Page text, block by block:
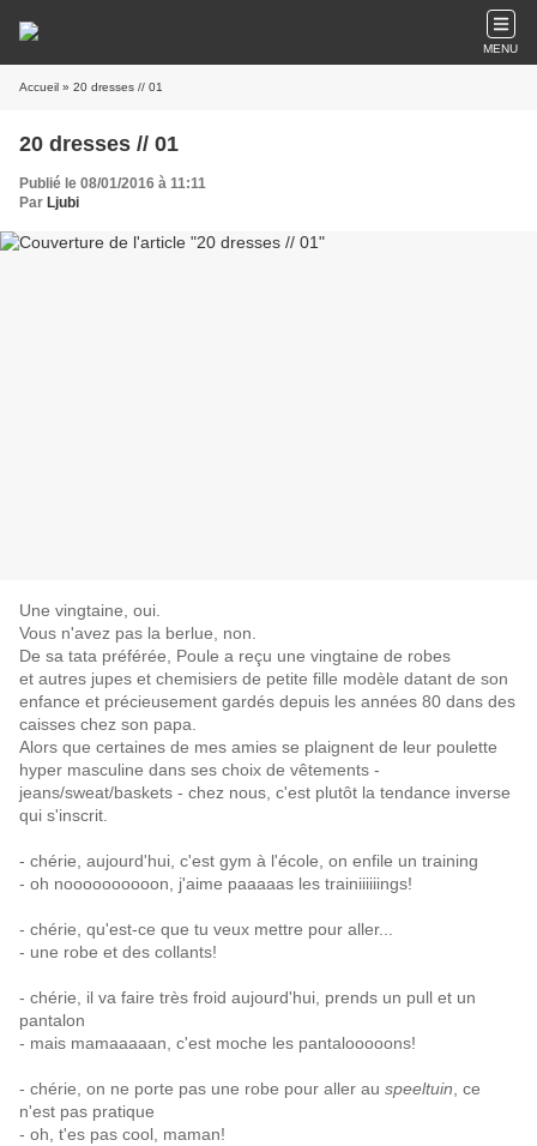
MENU
Accueil » 20 dresses // 01
20 dresses // 01
Publié le 08/01/2016 à 11:11
Par Ljubi
Une vingtaine, oui.
Vous n'avez pas la berlue, non.
De sa tata préférée, Poule a reçu une vingtaine de robes
et autres jupes et chemisiers de petite fille modèle datant de son
enfance et précieusement gardés depuis les années 80 dans des
caisses chez son papa.
Alors que certaines de mes amies se plaignent de leur poulette
hyper masculine dans ses choix de vêtements -
jeans/sweat/baskets - chez nous, c'est plutôt la tendance inverse
qui s'inscrit.
- chérie, aujourd'hui, c'est gym à l'école, on enfile un training
- oh noooooooooon, j'aime paaaaas les trainiiiiiings!
- chérie, qu'est-ce que tu veux mettre pour aller...
- une robe et des collants!
- chérie, il va faire très froid aujourd'hui, prends un pull et un
pantalon
- mais mamaaaaan, c'est moche les pantalooooons!
- chérie, on ne porte pas une robe pour aller au speeltuin , ce
n'est pas pratique
- oh, t'es pas cool, maman!